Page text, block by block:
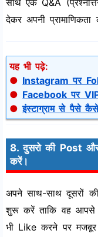
साथ एक Q&A
देकर अपनी
यह भी पढ़े:
● Instagram पर
● Facebook पर
●इंस्टाग्राम से पैसे
8. दुसरो की Post
करें।
अपने साथ-साथ दूसरों
शुरू करें ताकि वह
भी Like करने पर मजबूर